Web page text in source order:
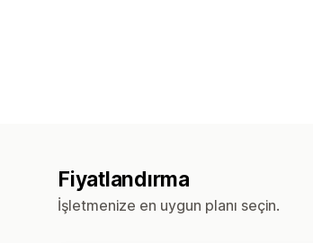
Fiyatlandırma
İşletmenize en uygun planı seçin.